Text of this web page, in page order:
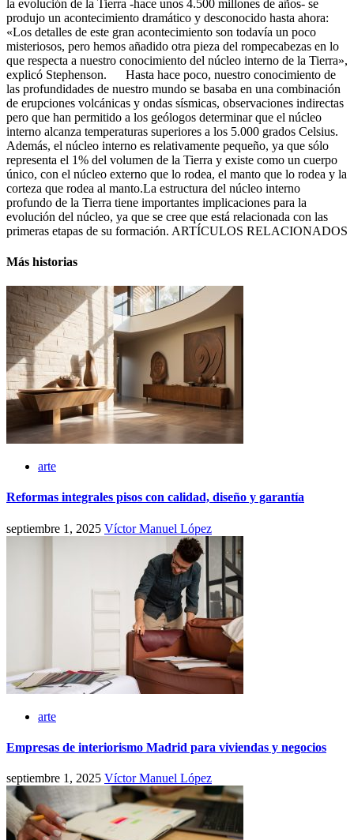
la evolución de la Tierra -hace unos 4.500 millones de años- se
produjo un acontecimiento dramático y desconocido hasta ahora:
«Los detalles de este gran acontecimiento son todavía un poco
misteriosos, pero hemos añadido otra pieza del rompecabezas en lo
que respecta a nuestro conocimiento del núcleo interno de la Tierra»,
explicó Stephenson. Hasta hace poco, nuestro conocimiento de
las profundidades de nuestro mundo se basaba en una combinación
de erupciones volcánicas y ondas sísmicas, observaciones indirectas
pero que han permitido a los geólogos determinar que el núcleo
interno alcanza temperaturas superiores a los 5.000 grados Celsius.
Además, el núcleo interno es relativamente pequeño, ya que sólo
representa el 1% del volumen de la Tierra y existe como un cuerpo
único, con el núcleo externo que lo rodea, el manto que lo rodea y la
corteza que rodea al manto.La estructura del núcleo interno
profundo de la Tierra tiene importantes implicaciones para la
evolución del núcleo, ya que se cree que está relacionada con las
primeras etapas de su formación. ARTÍCULOS RELACIONADOS
Más historias
arte
Reformas integrales pisos con calidad, diseño y garantía
septiembre 1, 2025 Víctor Manuel López
arte
Empresas de interiorismo Madrid para viviendas y negocios
septiembre 1, 2025 Víctor Manuel López